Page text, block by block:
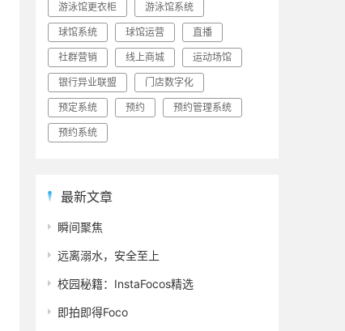
游泳馆更衣柜 游泳馆系统
球馆系统 球馆运营 直播
社群营销 线上商城 运动场馆
银行异业联盟 门店数字化
预定系统 预约 预约管理系统
预约系统
最新文章
瞬间聚焦
远离溺水，安全至上
校园秘籍：InstaFocos精选
即拍即得Foco